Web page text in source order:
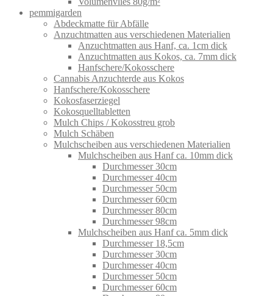
pemmigarden
Abdeckmatte für Abfälle
Anzuchtmatten aus verschiedenen Materialien
Anzuchtmatten aus Hanf, ca. 1cm dick
Anzuchtmatten aus Kokos, ca. 7mm dick
Hanfschere/Kokosschere
Cannabis Anzuchterde aus Kokos
Hanfschere/Kokosschere
Kokosfaserziegel
Kokosquelltabletten
Mulch Chips / Kokosstreu grob
Mulch Schäben
Mulchscheiben aus verschiedenen Materialien
Mulchscheiben aus Hanf ca. 10mm dick
Durchmesser 30cm
Durchmesser 40cm
Durchmesser 50cm
Durchmesser 60cm
Durchmesser 80cm
Durchmesser 98cm
Mulchscheiben aus Hanf ca. 5mm dick
Durchmesser 18,5cm
Durchmesser 30cm
Durchmesser 40cm
Durchmesser 50cm
Durchmesser 60cm